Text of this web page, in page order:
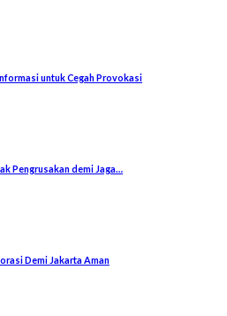
untuk Cegah Provokasi
Pengrusakan demi Jaga…
Demi Jakarta Aman